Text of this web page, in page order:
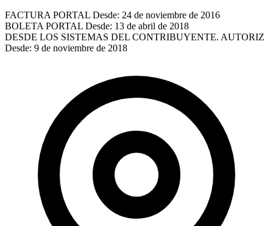
FACTURA PORTAL Desde: 24 de noviembre de 2016
BOLETA PORTAL Desde: 13 de abril de 2018
DESDE LOS SISTEMAS DEL CONTRIBUYENTE. AUTORIZ
Desde: 9 de noviembre de 2018